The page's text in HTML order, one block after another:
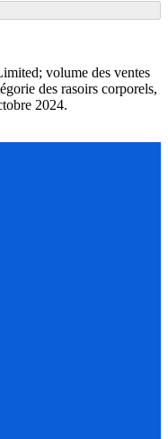
volume des ventes
des rasoirs corporels,
2024.